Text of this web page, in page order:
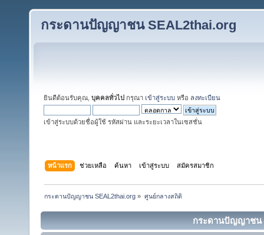
กระดานปัญญาชน SEAL2thai.org
ยินดีต้อนรับคุณ, บุคคลทั่วไป กรุณา เข้าสู่ระบบ หรือ ลงทะเบียน
เข้าสู่ระบบด้วยชื่อผู้ใช้ รหัสผ่าน และระยะเวลาในเซสชั่น
หน้าแรก ช่วยเหลือ ค้นหา เข้าสู่ระบบ สมัครสมาชิก
กระดานปัญญาชน SEAL2thai.org » ศูนย์กลางสถิติ
กระดานปัญญาชน